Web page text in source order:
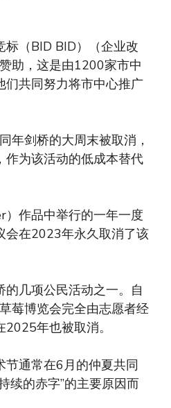
标（BID BID）（企业改
助，这是由1200家市中
们共同努力将市中心推广
年剑桥的大周末被取消，
作为该活动的低成本替代
）作品中举行的一年一度
会在2023年永久取消了该
几项公民活动之一。自
莓博览会完全由志愿者经
年也被取消。
节通常在6月的仲夏共同
续的赤字”的主要原因而